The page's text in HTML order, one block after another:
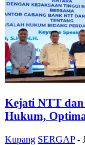
Kejati NTT
Hukum,
Kupang SERGAP -